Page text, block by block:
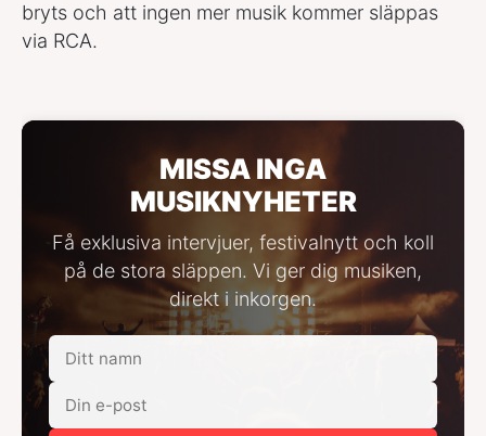
bryts och att ingen mer musik kommer släppas
via RCA.
MISSA INGA
MUSIKNYHETER
Få exklusiva intervjuer, festivalnytt och koll
på de stora släppen. Vi ger dig musiken,
direkt i inkorgen.